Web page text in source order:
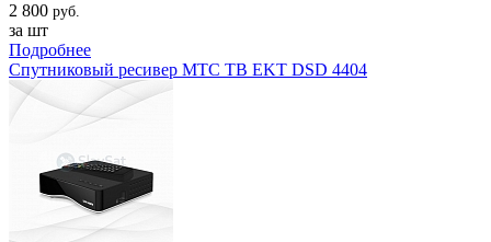
2 800 руб.
за шт
Подробнее
Спутниковый ресивер МТС ТВ EKT DSD 4404